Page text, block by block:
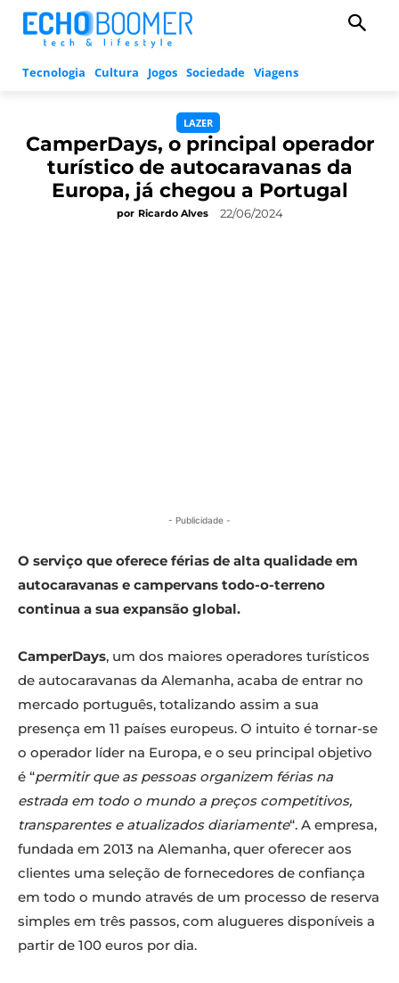
Tecnologia Cultura Jogos Sociedade Viagens
LAZER
CamperDays, o principal operador
turístico de autocaravanas da
Europa, já chegou a Portugal
por Ricardo Alves 22/06/2024
- Publicidade -
O serviço que oferece férias de alta qualidade em
autocaravanas e campervans todo-o-terreno
continua a sua expansão global.
CamperDays, um dos maiores operadores turísticos
de autocaravanas da Alemanha, acaba de entrar no
mercado português, totalizando assim a sua
presença em 11 países europeus. O intuito é tornar-se
o operador líder na Europa, e o seu principal objetivo
é “permitir que as pessoas organizem férias na
estrada em todo o mundo a preços competitivos,
transparentes e atualizados diariamente“. A empresa,
fundada em 2013 na Alemanha, quer oferecer aos
clientes uma seleção de fornecedores de confiança
em todo o mundo através de um processo de reserva
simples em três passos, com alugueres disponíveis a
partir de 100 euros por dia.